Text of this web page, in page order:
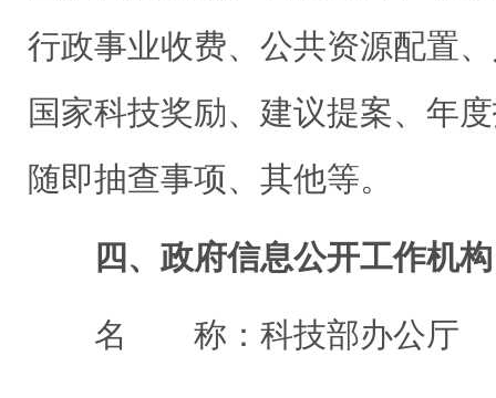
行政事业收费、公共资源配置
国家科技奖励、建议提案、年
随即抽查事项、其他等。
四、政府信息公开工作机构
名 称：科技部办公厅